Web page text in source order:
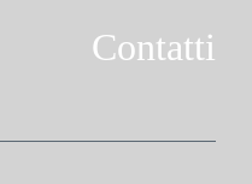
Contatti